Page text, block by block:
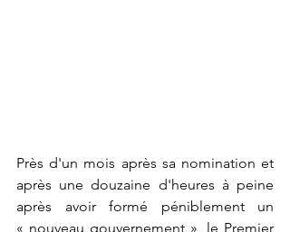
Près d'un mois après sa nomination et
après une douzaine d'heures à peine
après avoir formé péniblement un
« nouveau gouvernement », le Premier